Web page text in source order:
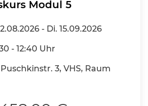
Modul 5
- Di. 15.09.2026
- 12:40 Uhr
3, VHS, Raum